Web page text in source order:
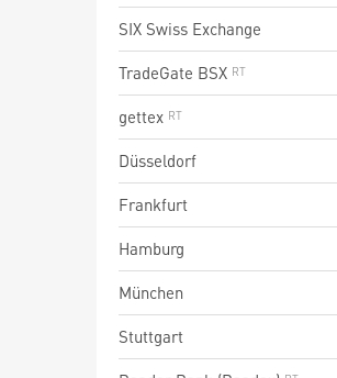
SIX Swiss Exchange
TradeGate BSX
gettex
Düsseldorf
Frankfurt
Hamburg
München
Stuttgart